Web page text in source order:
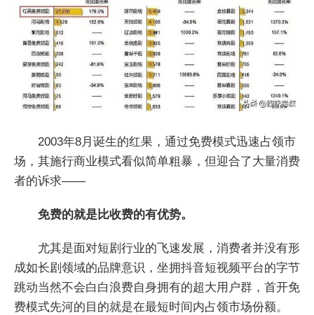
2003年8月诞生的红果，通过免费模式迅速占领市
场，其施行商业模式看似简单粗暴，但迎合了大量消费
者的诉求——
免费的就是比收费的有优势。
尤其是面对短剧行业的飞速发展，消费者并没有形
成如长剧领域的品牌意识，坐拥抖音短视频平台的字节
跳动当然不会白白浪费自身拥有的超大用户群，首开免
费模式先河的目的就是在最短时间内占领市场份额。